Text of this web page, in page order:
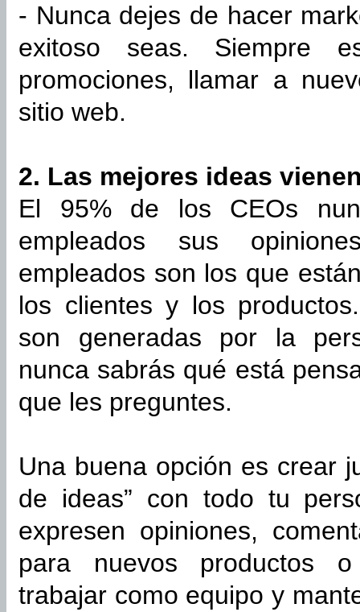
- Nunca dejes de hacer
exitoso seas. Siempre
promociones, llamar a
sitio web.
2. Las mejores ideas
El 95% de los CEOs
empleados sus
empleados son los que
los clientes y los
son generadas por la
nunca sabrás qué está
que les preguntes.
Una buena opción es crear
de ideas” con todo tu
expresen opiniones,
para nuevos productos
trabajar como equipo y